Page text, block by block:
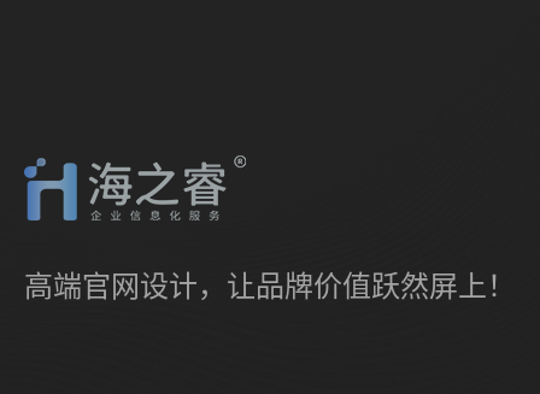
高端官网设计，让品牌价值跃然屏上！